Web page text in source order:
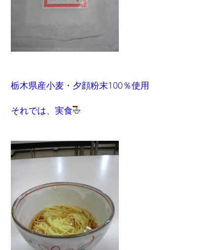
栃木県産小麦・夕顔粉末100％使用
それでは、実食